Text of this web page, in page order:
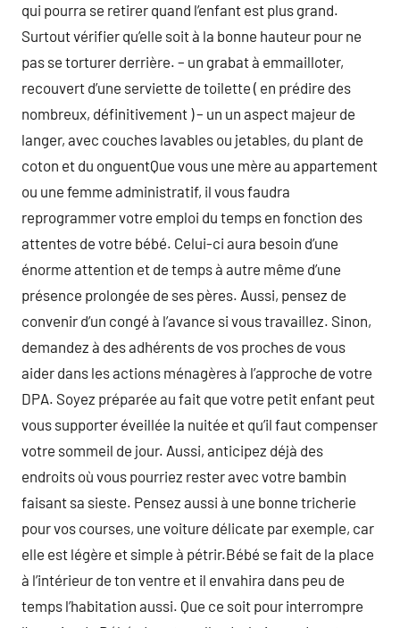
qui pourra se retirer quand l’enfant est plus grand.
Surtout vérifier qu’elle soit à la bonne hauteur pour ne
pas se torturer derrière. – un grabat à emmailloter,
recouvert d’une serviette de toilette ( en prédire des
nombreux, définitivement ) – un un aspect majeur de
langer, avec couches lavables ou jetables, du plant de
coton et du onguentQue vous une mère au appartement
ou une femme administratif, il vous faudra
reprogrammer votre emploi du temps en fonction des
attentes de votre bébé. Celui-ci aura besoin d’une
énorme attention et de temps à autre même d’une
présence prolongée de ses pères. Aussi, pensez de
convenir d’un congé à l’avance si vous travaillez. Sinon,
demandez à des adhérents de vos proches de vous
aider dans les actions ménagères à l’approche de votre
DPA. Soyez préparée au fait que votre petit enfant peut
vous supporter éveillée la nuitée et qu’il faut compenser
votre sommeil de jour. Aussi, anticipez déjà des
endroits où vous pourriez rester avec votre bambin
faisant sa sieste. Pensez aussi à une bonne tricherie
pour vos courses, une voiture délicate par exemple, car
elle est légère et simple à pétrir.Bébé se fait de la place
à l’intérieur de ton ventre et il envahira dans peu de
temps l’habitation aussi. Que ce soit pour interrompre